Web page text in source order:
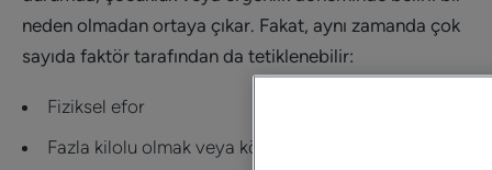
neden olmadan ortaya çıkar. Fakat, aynı zamanda çok
sayıda faktör tarafından da tetiklenebilir:
Fiziksel efor
Fazla kilolu olmak veya kötü beslenme alışkanlıkları